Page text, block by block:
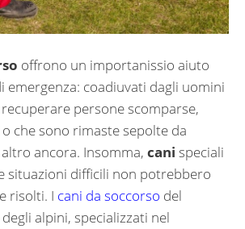
offrono un importanissio aiuto
emergenza: coadiuvati dagli uomini
persone scomparse,
che sono rimaste sepolte da
ancora. Insomma, cani speciali
situazioni difficili non potrebbero
risolti. I cani da soccorso del
degli alpini, specializzati nel